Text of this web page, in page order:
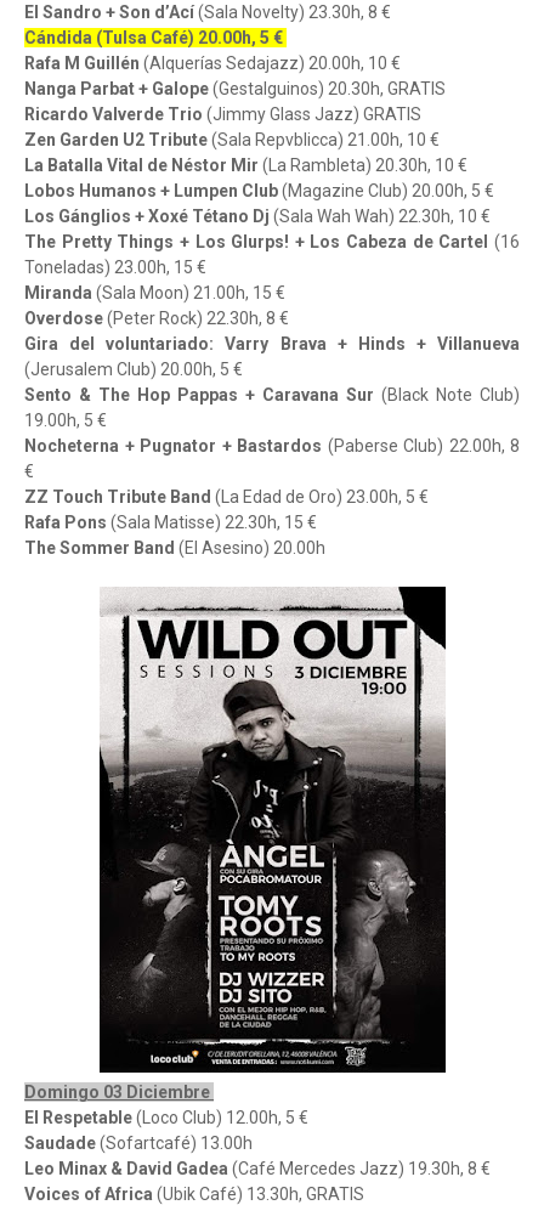
El Sandro + Son d’Ací(Sala Novelty) 23.30h, 8 €
Cándida (Tulsa Café) 20.00h, 5 €
Rafa M Guillén (Alquerías Sedajazz) 20.00h, 10 €
Nanga Parbat + Galope(Gestalguinos) 20.30h, GRATIS
Ricardo Valverde Trio (Jimmy Glass Jazz) GRATIS
Zen Garden U2 Tribute(Sala Repvblicca) 21.00h, 10 €
La Batalla Vital de Néstor Mir (La Rambleta) 20.30h, 10 €
Lobos Humanos + Lumpen Club(Magazine Club) 20.00h, 5 €
Los Gánglios + Xoxé Tétano Dj (Sala Wah Wah) 22.30h, 10 €
The Pretty Things + Los Glurps! + Los Cabeza de Cartel (16
Toneladas) 23.00h, 15 €
Miranda (Sala Moon) 21.00h, 15 €
Overdose(Peter Rock) 22.30h, 8 €
Gira del voluntariado: Varry Brava + Hinds + Villanueva
(Jerusalem Club) 20.00h, 5 €
Sento & The Hop Pappas + Caravana Sur (Black Note Club)
19.00h, 5 €
Nocheterna + Pugnator + Bastardos (Paberse Club) 22.00h, 8
€
ZZ Touch Tribute Band (La Edad de Oro) 23.00h, 5 €
Rafa Pons (Sala Matisse) 22.30h, 15 €
The Sommer Band (El Asesino) 20.00h
Domingo 03 Diciembre
El Respetable(Loco Club) 12.00h, 5 €
Saudade(Sofartcafé) 13.00h
Leo Minax & David Gadea (Café Mercedes Jazz) 19.30h, 8 €
Voices of Africa (Ubik Café) 13.30h, GRATIS